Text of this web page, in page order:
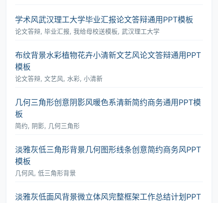
学术风武汉理工大学毕业汇报论文答辩通用PPT模板
论文答辩, 毕业汇报, 我给母校送模板, 武汉理工大学
布纹背景水彩植物花卉小清新文艺风论文答辩通用PPT
模板
论文答辩, 文艺风, 水彩, 小清新
几何三角形创意阴影风暖色系清新简约商务通用PPT模
板
简约, 阴影, 几何三角形
淡雅灰低三角形背景几何图形线条创意简约商务风PPT
模板
几何风, 低三角形背景
淡雅灰低面风背景微立体风完整框架工作总结计划PPT